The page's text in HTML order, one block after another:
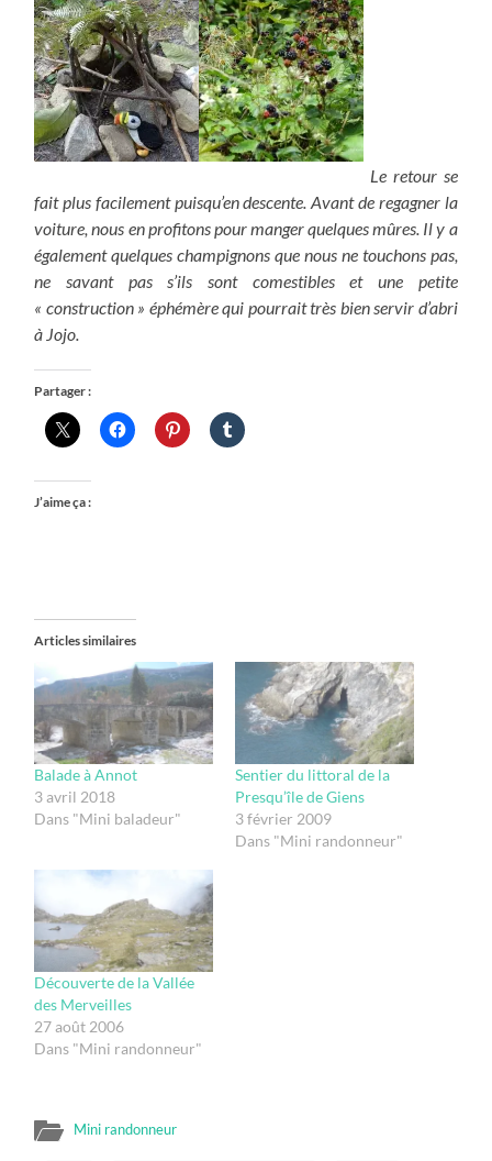
Le retour se
fait plus facilement puisqu’en descente. Avant de regagner la
voiture, nous en profitons pour manger quelques mûres. Il y a
également quelques champignons que nous ne touchons pas,
ne savant pas s’ils sont comestibles et une petite
« construction » éphémère qui pourrait très bien servir d’abri
à Jojo.
Partager :
J’aime ça :
Articles similaires
Balade à Annot
3 avril 2018
Dans "Mini baladeur"
Sentier du littoral de la
Presqu’île de Giens
3 février 2009
Dans "Mini randonneur"
Découverte de la Vallée
des Merveilles
27 août 2006
Dans "Mini randonneur"
Mini randonneur